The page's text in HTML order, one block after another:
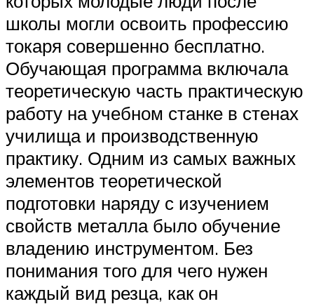
школы могли освоить профессию
токаря совершенно бесплатно.
Обучающая программа включала
теоретическую часть практическую
работу на учебном станке в стенах
училища и производственную
практику. Одним из самых важных
элементов теоретической
подготовки наряду с изучением
свойств металла было обучение
владению инструментом. Без
понимания того для чего нужен
каждый вид резца, как он